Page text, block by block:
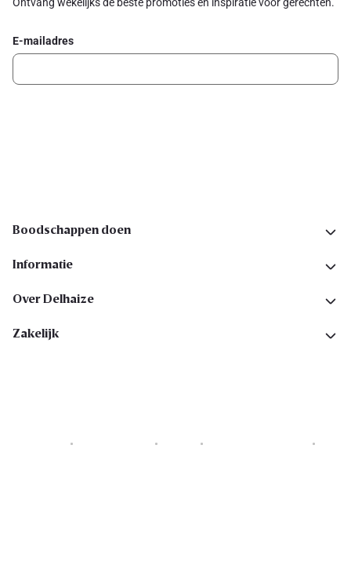
Ontvang wekelijks de beste promoties en inspiratie voor gerechten.
E-mailadres
Boodschappen doen
Informatie
Over Delhaize
Zakelijk